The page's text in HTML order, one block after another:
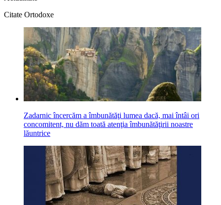
Citate Ortodoxe
Zadarnic încercăm a îmbunătăţi lumea dacă, mai întâi ori
concomitent, nu dăm toată atenţia îmbunătăţirii noastre
lăuntrice